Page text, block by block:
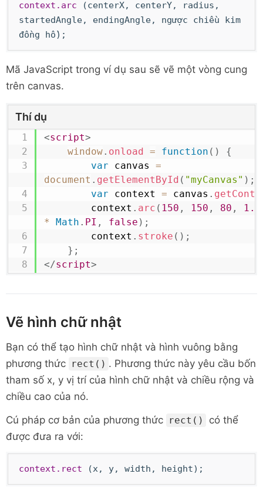
context.arc (centerX, centerY, radius,
startedAngle, endingAngle, ngược chiều kim
đồng hồ);
Mã JavaScript trong ví dụ sau sẽ vẽ một vòng cung
trên canvas.
Thí dụ
<script>
window. onload = function ( )
{
var canvas =
document . getElementById ( "myCanvas" ) ;
var context = canvas .
        context
. arc ( 150 , 150 , 80 ,
1.2
*
Math . PI , false ) ;
        context
. stroke ( ) ;
} ;
</script>
Vẽ hình chữ nhật
Bạn có thể tạo hình chữ nhật và hình vuông bằng
phương thức rect() . Phương thức này yêu cầu bốn
tham số x, y vị trí của hình chữ nhật và chiều rộng và
chiều cao của nó.
Cú pháp cơ bản của phương thức rect()
có thể
được đưa ra với:
context.rect (x, y, width, height);